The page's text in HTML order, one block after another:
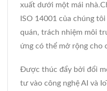
xuất dưới một mái
ISO 14001 của chúng
quán, trách nhiệm môi
ứng có thể mở rộng cho
Được thúc đẩy bởi đổi
tư vào công nghệ AI và